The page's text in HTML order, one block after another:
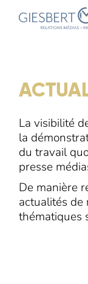
La visibilité
la
du travail
presse
De manière
actualités de
thématiques